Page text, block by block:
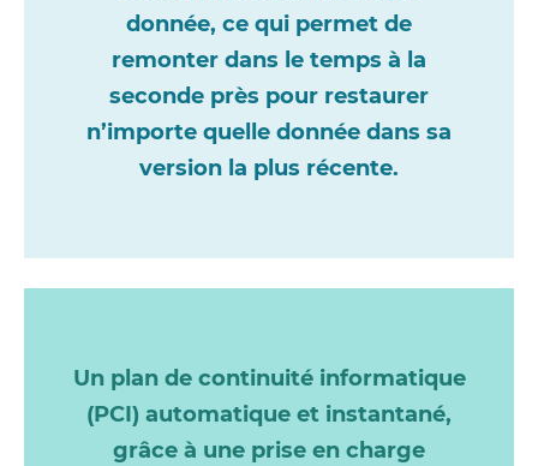
donnée, ce qui permet de
remonter dans le temps à la
seconde près pour restaurer
n’importe quelle donnée dans sa
version la plus récente.
Un plan de continuité informatique
(PCI) automatique et instantané,
grâce à une prise en charge